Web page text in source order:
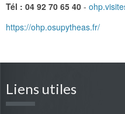
Tél : 04 92 70 65 40 -
https://ohp.osupytheas.fr/
Liens utiles